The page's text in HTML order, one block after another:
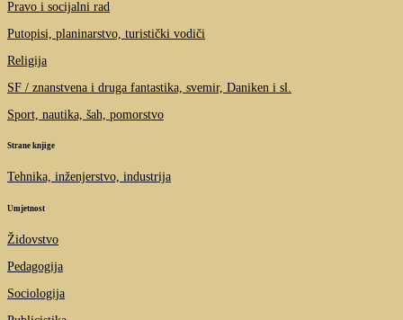
Pravo i socijalni rad
Putopisi, planinarstvo, turistički vodiči
Religija
SF / znanstvena i druga fantastika, svemir, Daniken i sl.
Sport, nautika, šah, pomorstvo
Strane knjige
Tehnika, inženjerstvo, industrija
Umjetnost
Židovstvo
Pedagogija
Sociologija